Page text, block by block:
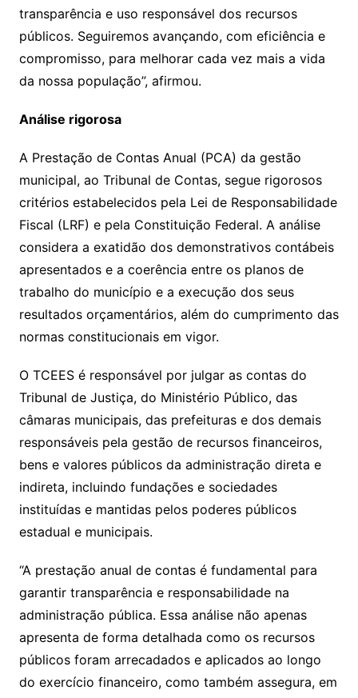
transparência e uso responsável dos recursos
públicos. Seguiremos avançando, com eficiência e
compromisso, para melhorar cada vez mais a vida
da nossa população”, afirmou.
Análise rigorosa
A Prestação de Contas Anual (PCA) da gestão
municipal, ao Tribunal de Contas, segue rigorosos
critérios estabelecidos pela Lei de Responsabilidade
Fiscal (LRF) e pela Constituição Federal. A análise
considera a exatidão dos demonstrativos contábeis
apresentados e a coerência entre os planos de
trabalho do município e a execução dos seus
resultados orçamentários, além do cumprimento das
normas constitucionais em vigor.
O TCEES é responsável por julgar as contas do
Tribunal de Justiça, do Ministério Público, das
câmaras municipais, das prefeituras e dos demais
responsáveis pela gestão de recursos financeiros,
bens e valores públicos da administração direta e
indireta, incluindo fundações e sociedades
instituídas e mantidas pelos poderes públicos
estadual e municipais.
“A prestação anual de contas é fundamental para
garantir transparência e responsabilidade na
administração pública. Essa análise não apenas
apresenta de forma detalhada como os recursos
públicos foram arrecadados e aplicados ao longo
do exercício financeiro, como também assegura, em